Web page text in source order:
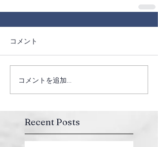
コメント
コメントを追加…
Recent Posts